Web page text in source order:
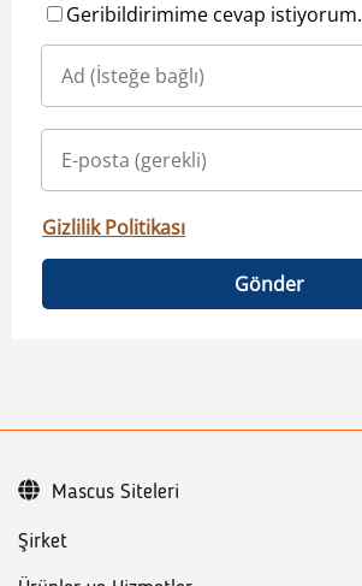
Geribildirimime cevap istiyorum.
Gizlilik Politikası
Gönder
Şirket
Mascus Siteleri